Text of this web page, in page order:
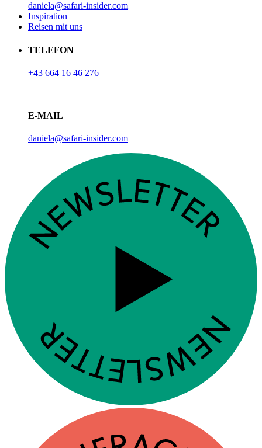
daniela@safari-insider.com
Inspiration
Reisen mit uns
TELEFON
+43 664 16 46 276
E-MAIL
daniela@safari-insider.com